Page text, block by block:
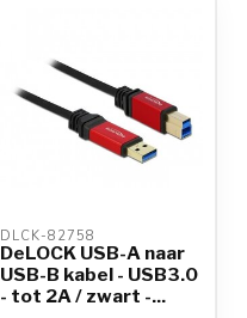
DLCK-82758
DeLOCK USB-A naar
USB-B kabel - USB3.0
- tot 2A / zwart -...